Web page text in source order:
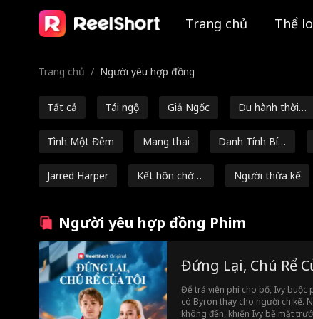
Trang chủ Thể
Trang chủ / Người yêu hợp đồng
Tất cả Tái ngộ Giả Ngốc
Du hành thời
gian
Tình Một Đêm
Mang thai
Danh Tính Bí
Mật
Jarred Harper
Kết hôn chớp
Người thừa kế
hành mạnh m
ẽ
ế/Xã hội thượn
g lưu
mạnh mẽ
Tái sinh
Tam giác tình
yêu
Những đứa tr
ẻ thiên tài
Báo thù
Người chồng b
ảo vệ
Những người y
Điều cấm kỵ
Từ kẻ thù thà
Người yêu hợp đồng Phim
Đứng Lại, Chú Rể
Để trả viện phí cho bố, Ivy buộc
có Byron thay cho người chị kế.
không đến, khiến Ivy bẽ mặt